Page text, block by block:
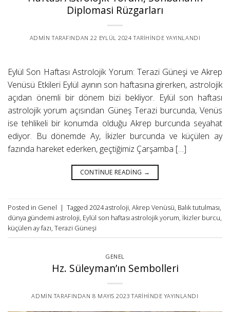
Diplomasi Rüzgarları
ADMIN TARAFINDAN 22 EYLÜL 2024 TARIHINDE YAYINLANDI
Eylül Son Haftası Astrolojik Yorum: Terazi Güneşi ve Akrep
Venüsü Etkileri Eylül ayının son haftasına girerken, astrolojik
açıdan önemli bir dönem bizi bekliyor. Eylül son haftası
astrolojik yorum açısından Güneş Terazi burcunda, Venüs
ise tehlikeli bir konumda olduğu Akrep burcunda seyahat
ediyor. Bu dönemde Ay, İkizler burcunda ve küçülen ay
fazında hareket ederken, geçtiğimiz Çarşamba […]
CONTINUE READING →
Posted in Genel | Tagged 2024 astroloji, Akrep Venüsü, Balık tutulması,
dünya gündemi astroloji, Eylül son haftası astrolojik yorum, İkizler burcu,
küçülen ay fazı, Terazi Güneşi
GENEL
Hz. Süleyman’ın Sembolleri
ADMIN TARAFINDAN 8 MAYIS 2023 TARIHINDE YAYINLANDI